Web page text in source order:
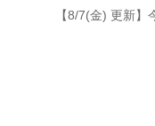
【8/7(金) 更新